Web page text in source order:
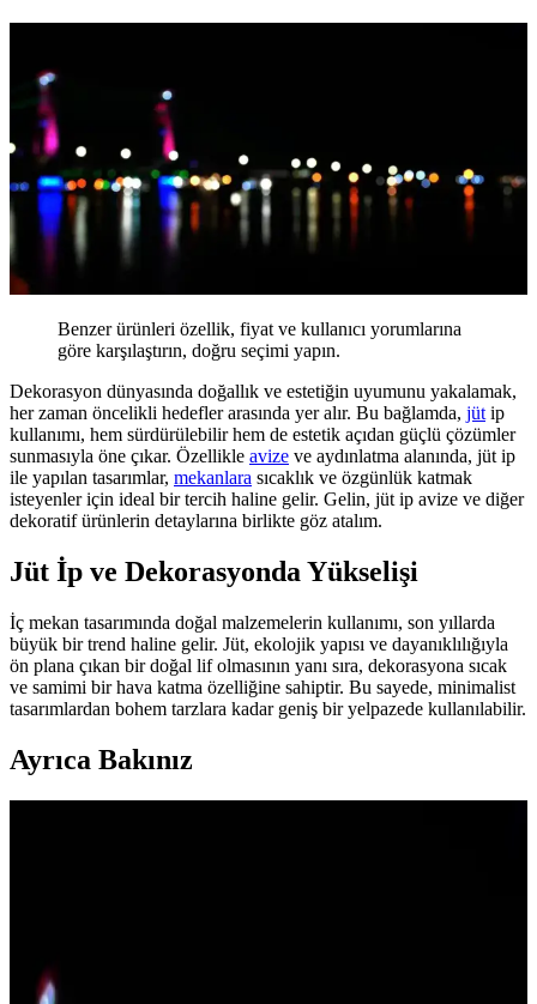
Benzer ürünleri özellik, fiyat ve kullanıcı yorumlarına
göre karşılaştırın, doğru seçimi yapın.
Dekorasyon dünyasında doğallık ve estetiğin uyumunu yakalamak,
her zaman öncelikli hedefler arasında yer alır. Bu bağlamda, jüt ip
kullanımı, hem sürdürülebilir hem de estetik açıdan güçlü çözümler
sunmasıyla öne çıkar. Özellikle avize ve aydınlatma alanında, jüt ip
ile yapılan tasarımlar, mekanlara sıcaklık ve özgünlük katmak
isteyenler için ideal bir tercih haline gelir. Gelin, jüt ip avize ve diğer
dekoratif ürünlerin detaylarına birlikte göz atalım.
Jüt İp ve Dekorasyonda Yükselişi
İç mekan tasarımında doğal malzemelerin kullanımı, son yıllarda
büyük bir trend haline gelir. Jüt, ekolojik yapısı ve dayanıklılığıyla
ön plana çıkan bir doğal lif olmasının yanı sıra, dekorasyona sıcak
ve samimi bir hava katma özelliğine sahiptir. Bu sayede, minimalist
tasarımlardan bohem tarzlara kadar geniş bir yelpazede kullanılabilir.
Ayrıca Bakınız
yardımcı olur.